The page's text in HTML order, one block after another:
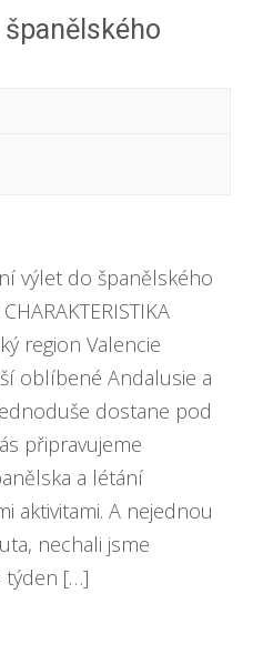
e
i
g
a
t
i
o
n
výlet do španělského
region Valencie
oblíbené Andalusie a
dostane pod
připravujeme
a létání
aktivitami. A nejednou
nechali jsme
týden […]